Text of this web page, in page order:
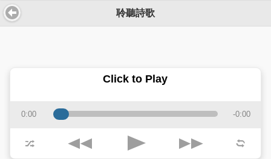
聆聽詩歌
Click to Play
-0:00
0:00
p
j k l
z